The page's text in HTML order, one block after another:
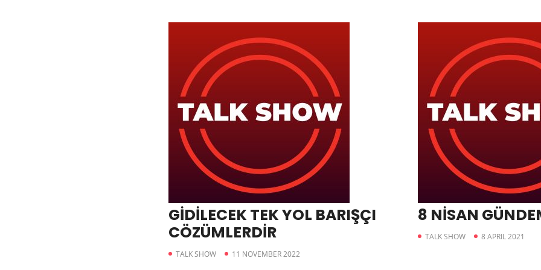
GİDİLECEK TEK YOL BARIŞÇI
CÖZÜMLERDİR
TALK SHOW 11 NOVEMBER 2022
8 NİSAN
TALK SHOW 8 APRIL 2021